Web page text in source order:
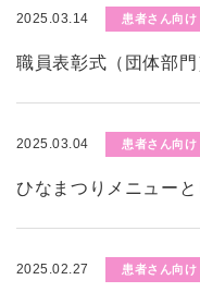
2025.03.14 患者さん向け
職員表彰式（団体部
2025.03.04 患者さん向け
ひなまつりメニュー
2025.02.27 患者さん向け